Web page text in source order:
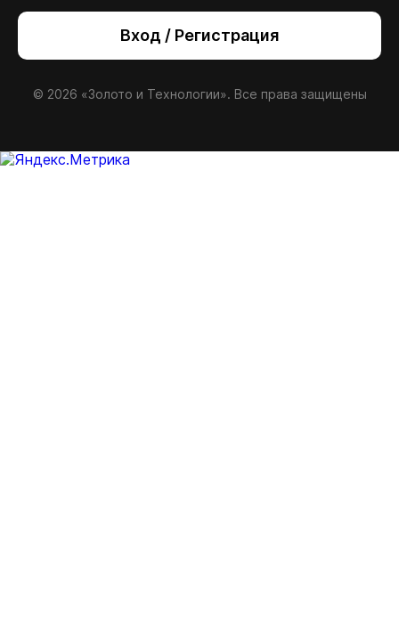
Вход / Регистрация
© 2026 «Золото и Технологии». Все права защищены